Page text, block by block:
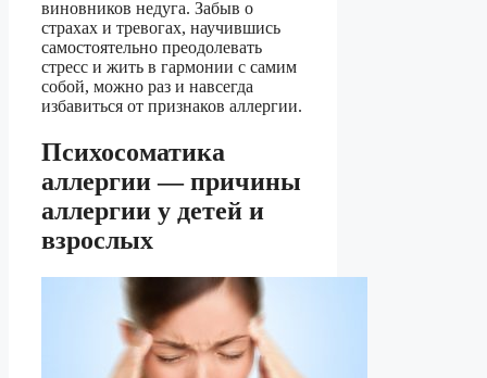
виновников недуга. Забыв о
страхах и тревогах, научившись
самостоятельно преодолевать
стресс и жить в гармонии с самим
собой, можно раз и навсегда
избавиться от признаков аллергии.
Психосоматика
аллергии — причины
аллергии у детей и
взрослых